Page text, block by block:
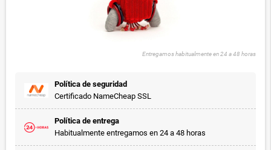
Entregamos habitualmente en 24 a 48 horas
Política de seguridad
Certificado NameCheap SSL
Política de entrega
Habitualmente entregamos en 24 a 48 horas